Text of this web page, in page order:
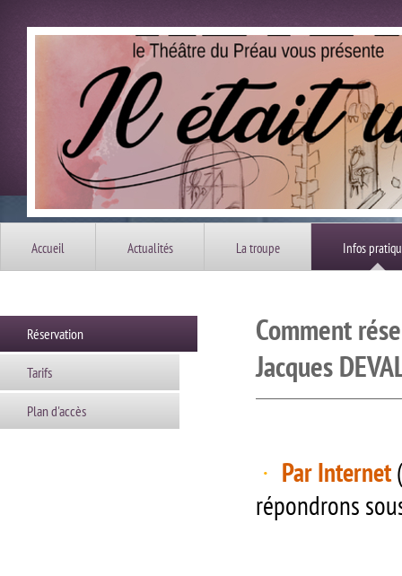
Accueil Actualités La troupe Infos
Réservation
Tarifs
Plan d'accès
Comment
Jacques
· Par Internet
répondrons